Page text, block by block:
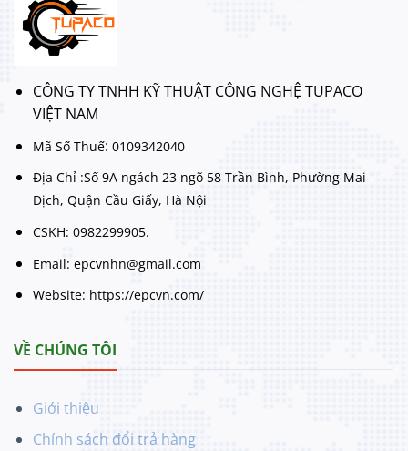
CÔNG TY TNHH KỸ THUẬT CÔNG NGHỆ TUPACO
VIỆT NAM
Mã Số Thuế: 0109342040
Địa Chỉ :Số 9A ngách 23 ngõ 58 Trần Bình, Phường Mai
Dịch, Quận Cầu Giấy, Hà Nội
CSKH: 0982299905.
Email: epcvnhn@gmail.com
Website: https://epcvn.com/
VỀ CHÚNG TÔI
Giới thiệu
Chính sách đổi trả hàng